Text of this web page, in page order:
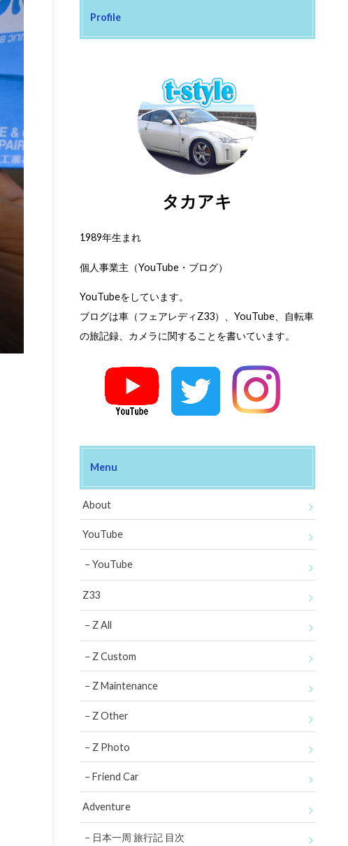
Profile
タカアキ
1989年生まれ
個人事業主（YouTube・ブログ）
YouTubeをしています。
ブログは車（フェアレディZ33）、YouTube、自転車
の旅記録、カメラに関することを書いています。
Menu
About
YouTube
YouTube
Z33
Z All
Z Custom
Z Maintenance
Z Other
Z Photo
Friend Car
Adventure
日本一周 旅行記 目次